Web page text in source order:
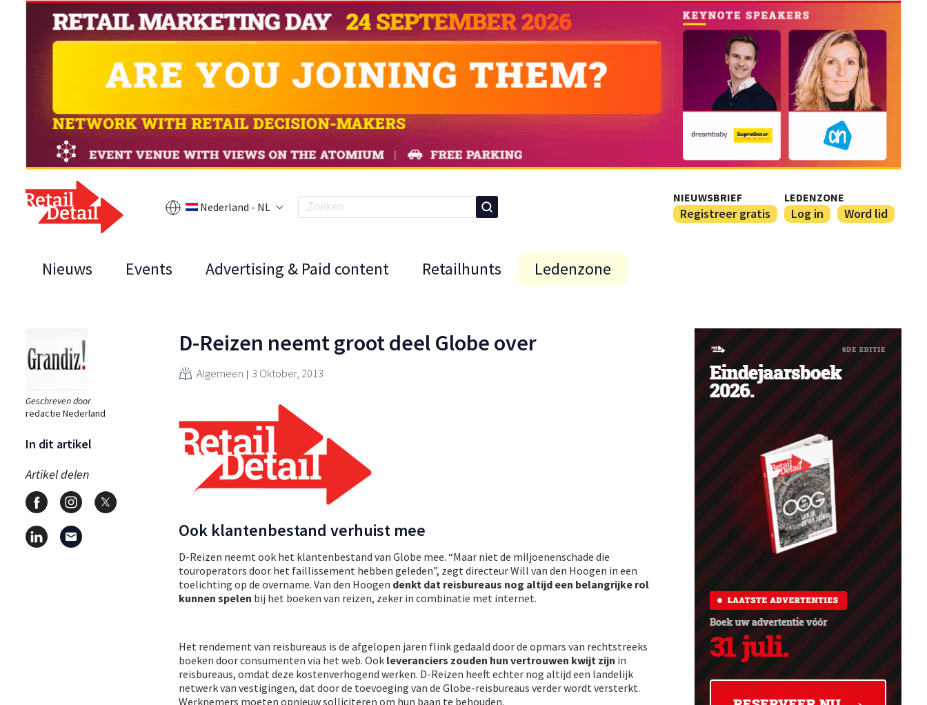
Nederland - NL
NIEUWSBRIEF
Registreer gratis
LEDENZONE
Log in Word lid
Nieuws Events Advertising & Paid content Retailhunts Ledenzone
Geschreven door
redactie Nederland
In dit artikel
Artikel delen
D-Reizen neemt groot deel Globe over
Algemeen 3 Oktober, 2013
Ook klantenbestand verhuist mee
D-Reizen neemt ook het klantenbestand van Globe mee. “Maar niet de miljoenenschade die
touroperators door het faillissement hebben geleden”, zegt directeur Will van den Hoogen in een
toelichting op de overname. Van den Hoogen denkt dat reisbureaus nog altijd een belangrijke rol
kunnen spelen bij het boeken van reizen, zeker in combinatie met internet.
Het rendement van reisbureaus is de afgelopen jaren flink gedaald door de opmars van rechtstreeks
boeken door consumenten via het web. Ook leveranciers zouden hun vertrouwen kwijt zijn in
reisbureaus, omdat deze kostenverhogend werken. D-Reizen heeft echter nog altijd een landelijk
netwerk van vestigingen, dat door de toevoeging van de Globe-reisbureaus verder wordt versterkt.
Werknemers moeten opnieuw solliciteren om hun baan te behouden.